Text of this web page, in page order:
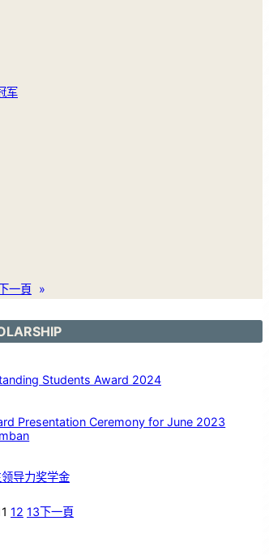
军
一頁 »
Students Award 2024
Presentation Ceremony for June 2023
导力奖学金
12 13下一頁